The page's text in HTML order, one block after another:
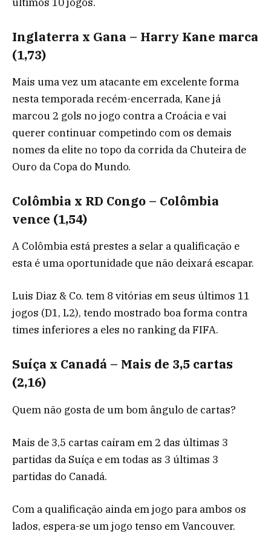
Inglaterra x Gana – Harry Kane marca
(1,73)
Mais uma vez um atacante em excelente forma
nesta temporada recém-encerrada, Kane já
marcou 2 gols no jogo contra a Croácia e vai
querer continuar competindo com os demais
nomes da elite no topo da corrida da Chuteira de
Ouro da Copa do Mundo.
Colômbia x RD Congo – Colômbia
vence (1,54)
A Colômbia está prestes a selar a qualificação e
esta é uma oportunidade que não deixará escapar.
Luis Diaz & Co. tem 8 vitórias em seus últimos 11
jogos (D1, L2), tendo mostrado boa forma contra
times inferiores a eles no ranking da FIFA.
Suíça x Canadá – Mais de 3,5 cartas
(2,16)
Quem não gosta de um bom ângulo de cartas?
Mais de 3,5 cartas caíram em 2 das últimas 3
partidas da Suíça e em todas as 3 últimas 3
partidas do Canadá.
Com a qualificação ainda em jogo para ambos os
lados, espera-se um jogo tenso em Vancouver.